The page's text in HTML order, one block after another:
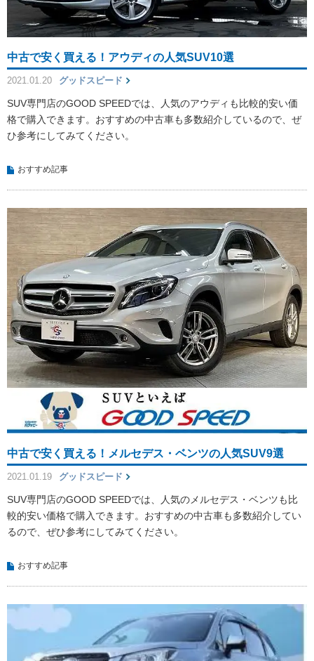
中古で安く買える！アウディの人気SUV10選
2021.01.20 グッドスピード
SUV専門店のGOOD SPEEDでは、人気のアウディも比較的安い価
格で購入できます。おすすめの中古車も多数紹介しているので、ぜ
ひ参考にしてみてください。
おすすめ記事
中古で安く買える！メルセデス・ベンツの人気SUV9選
2021.01.19 グッドスピード
SUV専門店のGOOD SPEEDでは、人気のメルセデス・ベンツも比
較的安い価格で購入できます。おすすめの中古車も多数紹介してい
るので、ぜひ参考にしてみてください。
おすすめ記事